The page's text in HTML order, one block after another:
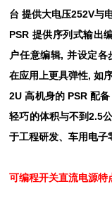
台 提供大电压252V与
PSR 提供序列式输出
户任意编辑, 并设定各
在应用上更具弹性,如
2U高机身的PSR 配备
轻巧的体积与不到 2.5
于工程研发、车用电子
可编程开关直流电源特